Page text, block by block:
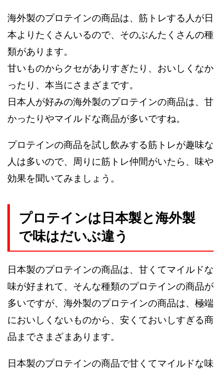
海外製のプロテインの商品は、筋トレする人が日
本よりたくさんいるので、そのぶんたくさんの種
類があります。
甘いものからクセがありすぎたり、おいしくなか
ったり、本当にさまざまです。
日本人が好みの海外製のプロテインの商品は、甘
かったりやマイルドな商品が多いですね。
プロテインの商品を試し飲みする筋トレが趣味な
人は多いので、周りに筋トレ仲間がいたら、味や
効果を聞いてみましょう。
プロテインは日本製と海外製
で味はだいぶ違う
日本製のプロテインの商品は、甘くてマイルドな
味が好まれて、そんな種類のプロテインの商品が
多いですが、海外製のプロテインの商品は、極端
においしくないものから、安くておいしすぎる商
品までさまざまあります。
日本製のプロテインの商品で甘くてマイルドな味